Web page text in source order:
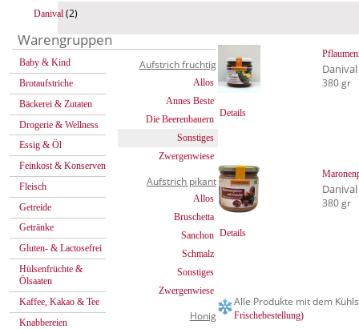
Danival (2)
Warengruppen
Baby & Kind
Brotaufstriche
Bäckerei & Zutaten
Drogerie & Wellness
Essig & Öl
Feinkost & Konserven
Fleisch
Getreide
Getränke
Gluten- & Lactosefrei
Hülsenfrüchte &
Ölsaaten
Kaffee, Kakao & Tee
Knabbereien
Aufstrich fruchtig
Allos
Annes Beste
Die Beerenbauern
Sonstiges
Zwergenwiese
Aufstrich pikant
Allos
Bruschetta
Sanchon
Schmalz
Sonstiges
Zwergenwiese
Honig
Details
Danival
380 gr
Details
Danival
380 gr
Alle Produkte mit dem
Frischebestellung)